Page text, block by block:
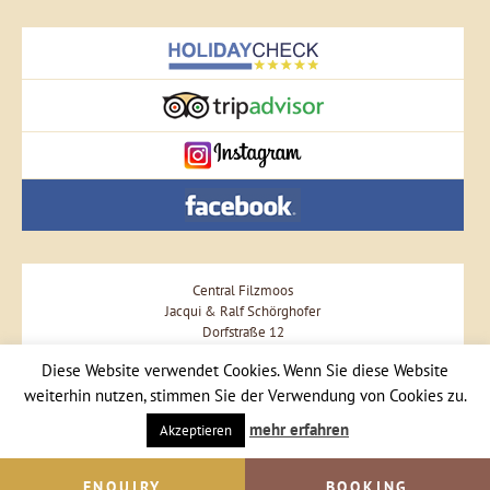
Central Filzmoos
Jacqui & Ralf Schörghofer
Dorfstraße 12
Phone +43 664 57 57 477
Send Email
Diese Website verwendet Cookies. Wenn Sie diese Website
weiterhin nutzen, stimmen Sie der Verwendung von Cookies zu.
Akzeptieren mehr erfahren